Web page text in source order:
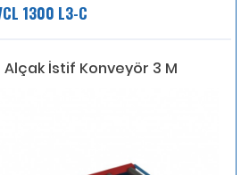
1300 L3-C
İstif Konveyör 3 M